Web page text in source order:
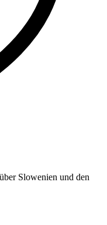
Slowenien und den